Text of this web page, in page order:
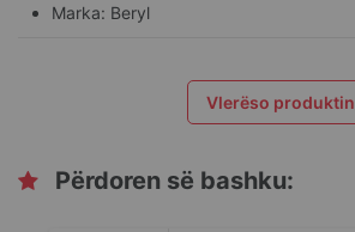
Marka: Beryl
Vlerëso produktin
Përdoren së bashku: